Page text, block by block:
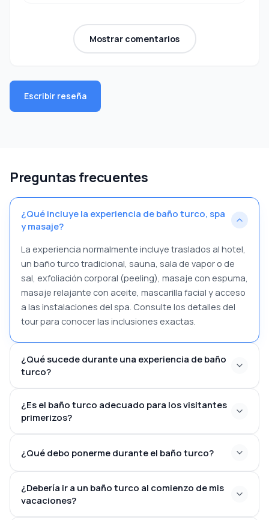
Mostrar comentarios
Escribir reseña
Preguntas frecuentes
¿Qué incluye la experiencia de baño turco, spa
y masaje?
La experiencia normalmente incluye traslados al hotel,
un baño turco tradicional, sauna, sala de vapor o de
sal, exfoliación corporal (peeling), masaje con espuma,
masaje relajante con aceite, mascarilla facial y acceso
a las instalaciones del spa. Consulte los detalles del
tour para conocer las inclusiones exactas.
¿Qué sucede durante una experiencia de baño
turco?
¿Es el baño turco adecuado para los visitantes
primerizos?
¿Qué debo ponerme durante el baño turco?
¿Debería ir a un baño turco al comienzo de mis
vacaciones?